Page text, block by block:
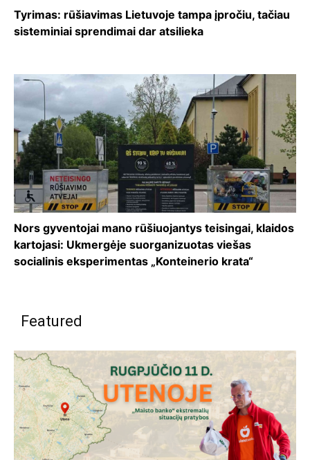
Tyrimas: rūšiavimas Lietuvoje tampa įpročiu, tačiau
sisteminiai sprendimai dar atsilieka
Nors gyventojai mano rūšiuojantys teisingai, klaidos
kartojasi: Ukmergėje suorganizuotas viešas
socialinis eksperimentas „Konteinerio krata“
Featured